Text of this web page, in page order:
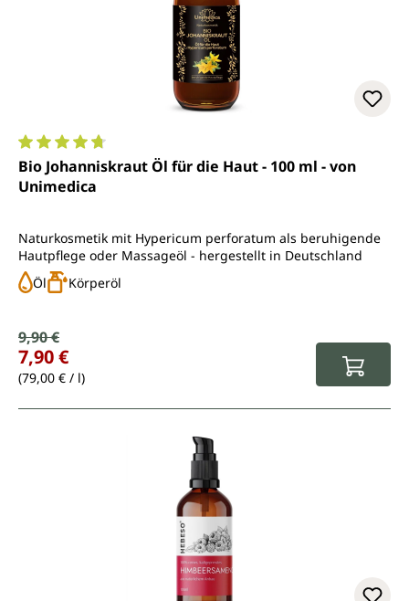
Durchschnittliche Bewertung von 4.8 von 5 Sternen
Bio Johanniskraut Öl für die Haut - 100 ml - von
Unimedica
Naturkosmetik mit Hypericum perforatum als beruhigende
Hautpflege oder Massageöl - hergestellt in Deutschland
Öl
Körperöl
Verkaufspreis:
Regulärer Preis:
9,90 €
7,90 €
(79,00 € / l)